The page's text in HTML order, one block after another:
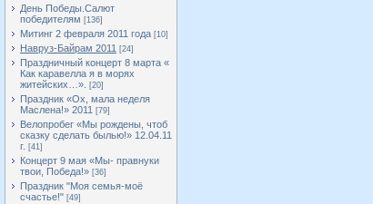
День Победы.Салют
победителям [136]
Митинг 2 февраля 2011 года [10]
Навруз-Байрам 2011 [24]
Праздничный концерт 8 марта «
Как каравелла я в морях
житейских…».
[20]
Праздник «Ох, мала неделя
Маслена!» 2011 [79]
Велопробег «Мы рождены, чтоб
сказку сделать былью!» 12.04.11
г. [41]
Концерт 9 мая «Мы- правнуки
твои, Победа!» [36]
Праздник "Моя семья-моё
счастье!" [49]